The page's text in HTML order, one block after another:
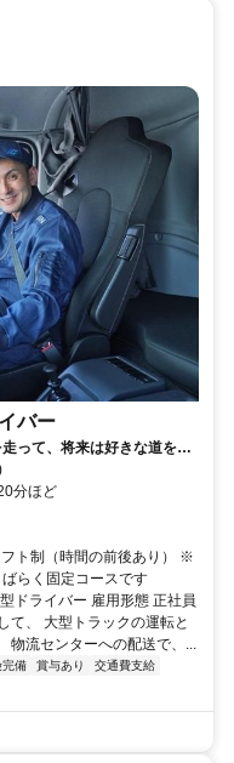
バー
って、将来は好きな道を選
分ほど
ト制（時間の前後あり） ※
らく固定コースです
ドライバー 雇用形態 正社員
て、 大型トラックの運転と
物流センターへの配送で、...
完備 賞与あり
交通費支給